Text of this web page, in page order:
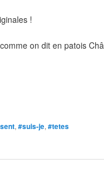
!
on dit en patois
, #suis-je, #tetes